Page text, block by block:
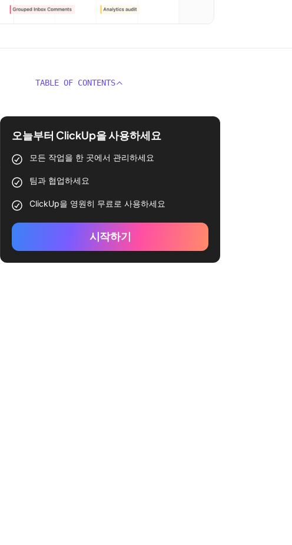
TABLE OF CONTENTS
오늘부터 ClickUp을 사용하세요
모든 작업을 한 곳에서 관리하세요
팀과 협업하세요
ClickUp을 영원히 무료로 사용하세요
시작하기